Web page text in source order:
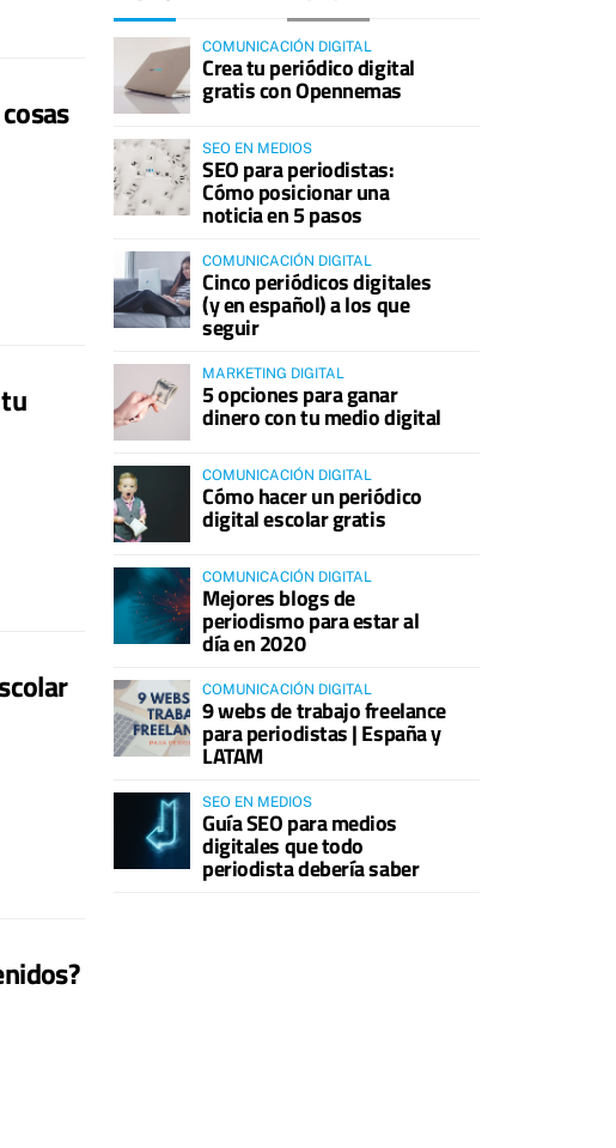
COMUNICACIÓN DIGITAL
Crea tu periódico digital
gratis con Opennemas
SEO EN MEDIOS
SEO para periodistas:
Cómo posicionar una
noticia en 5 pasos
COMUNICACIÓN DIGITAL
Cinco periódicos digitales
(y en español) a los que
seguir
MARKETING DIGITAL
5 opciones para ganar
dinero con tu medio digital
COMUNICACIÓN DIGITAL
Cómo hacer un periódico
digital escolar gratis
COMUNICACIÓN DIGITAL
Mejores blogs de
periodismo para estar al
día en 2020
COMUNICACIÓN DIGITAL
9 webs de trabajo freelance
para periodistas | España y
LATAM
SEO EN MEDIOS
Guía SEO para medios
digitales que todo
periodista debería saber